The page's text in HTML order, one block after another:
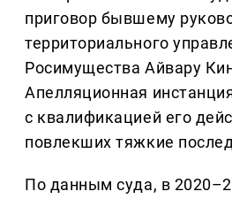
приговор бывшему
территориального
Росимущества Айвару
Апелляционная
с квалификацией его
повлекших тяжкие
По данным суда, в